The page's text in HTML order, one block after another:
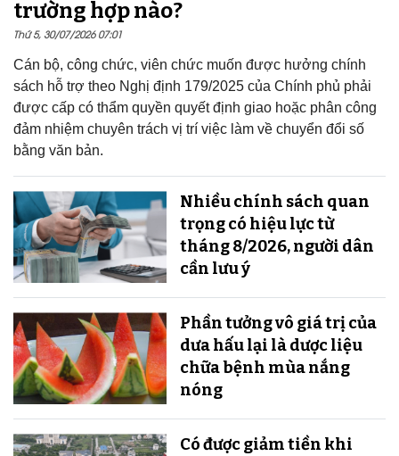
trường hợp nào?
Thứ 5, 30/07/2026 07:01
Cán bộ, công chức, viên chức muốn được hưởng chính
sách hỗ trợ theo Nghị định 179/2025 của Chính phủ phải
được cấp có thẩm quyền quyết định giao hoặc phân công
đảm nhiệm chuyên trách vị trí việc làm về chuyển đổi số
bằng văn bản.
Nhiều chính sách quan
trọng có hiệu lực từ
tháng 8/2026, người dân
cần lưu ý
Phần tưởng vô giá trị của
dưa hấu lại là dược liệu
chữa bệnh mùa nắng
nóng
Có được giảm tiền khi